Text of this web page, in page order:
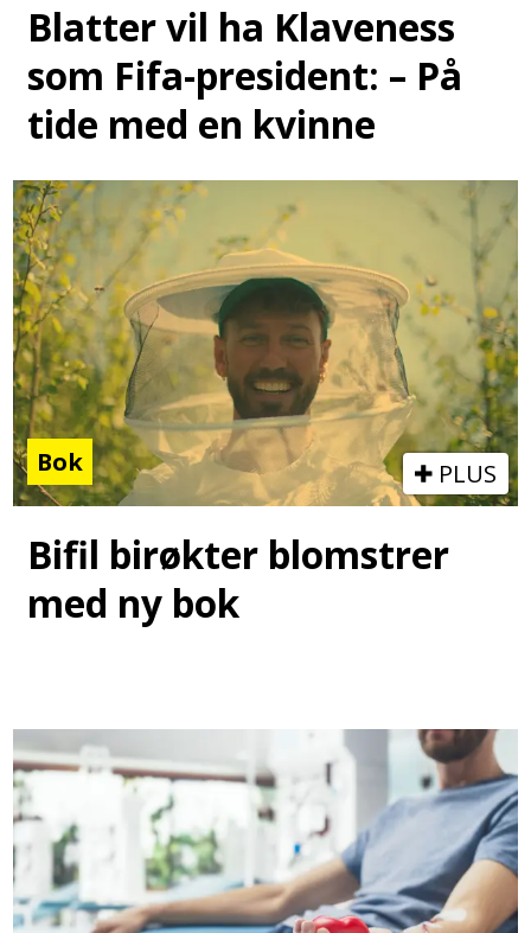
Blatter vil ha Klaveness
som Fifa-president: – På
tide med en kvinne
Bok PLUS
Bifil birøkter blomstrer
med ny bok